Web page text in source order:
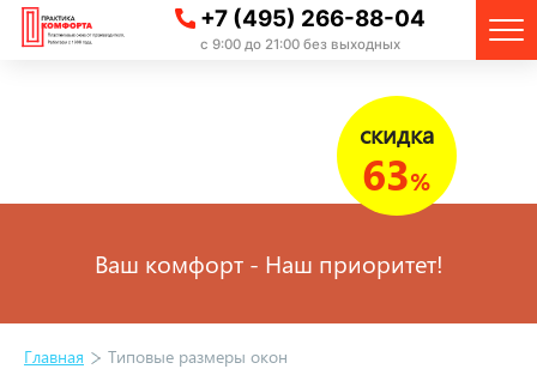
+7 (495) 266-88-04
с 9:00 до 21:00 без выходных
скидка
63%
Ваш комфорт - Наш приоритет!
Главная Типовые размеры окон